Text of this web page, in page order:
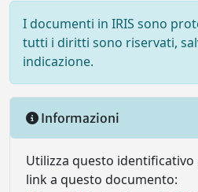
I documenti in IRIS sono
tutti i diritti sono riservati,
indicazione.
Informazioni
Utilizza questo
link a questo documento: